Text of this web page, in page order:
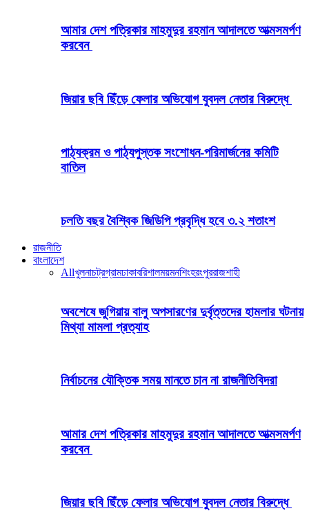
আমার দেশ পত্রিকার মাহমুদুর রহমান আদালতে আত্মসমর্পণ
করবেন
জিয়ার ছবি ছিঁড়ে ফেলার অভিযোগ যুবদল নেতার বিরুদ্ধে
পাঠ্যক্রম ও পাঠ্যপুস্তক সংশোধন-পরিমার্জনের কমিটি
বাতিল
চলতি বছর বৈশ্বিক জিডিপি প্রবৃদ্ধি হবে ৩.২ শতাংশ
রাজনীতি
বাংলাদেশ
Allখুলনাচট্রগ্রামঢাকাবরিশালময়মনশিংহরংপুররাজশাহী
অবশেষে জুগিয়ায় বালু অপসারণের দুর্বৃত্তদের হামলার ঘটনায়
মিথ্যা মামলা প্রত্যাহ
নির্বাচনের যৌক্তিক সময় মানতে চান না রাজনীতিবিদরা
আমার দেশ পত্রিকার মাহমুদুর রহমান আদালতে আত্মসমর্পণ
করবেন
জিয়ার ছবি ছিঁড়ে ফেলার অভিযোগ যুবদল নেতার বিরুদ্ধে